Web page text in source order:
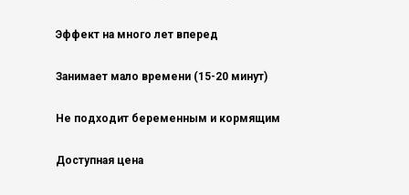
Эффект на много лет вперед
Занимает мало времени (15-20 минут)
Не подходит беременным и кормящим
Доступная цена